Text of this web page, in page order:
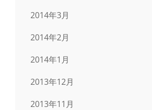
2014年3月
2014年2月
2014年1月
2013年12月
2013年11月